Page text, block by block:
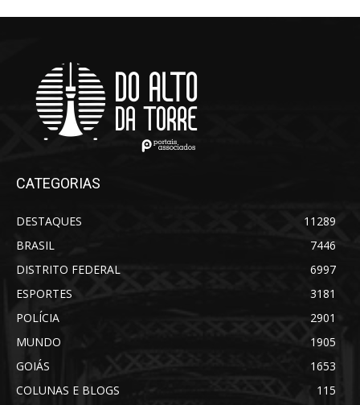
CATEGORIAS
DESTAQUES
11289
BRASIL
7446
DISTRITO FEDERAL
6997
ESPORTES
3181
POLÍCIA
2901
MUNDO
1905
GOIÁS
1653
COLUNAS E BLOGS
115